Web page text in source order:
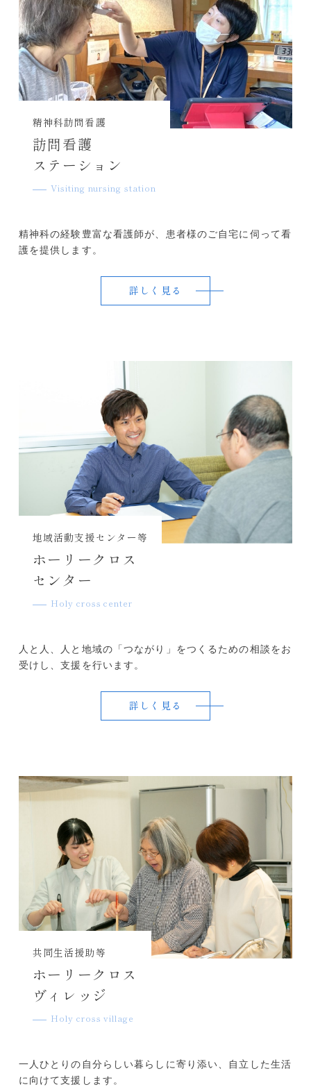
精神科訪問看護
訪問看護
ステーション
Visiting nursing station
精神科の経験豊富な看護師が、患者様のご自宅に伺って看
護を提供します。
詳しく見る
地域活動支援センター等
ホーリークロス
センター
Holy cross center
人と人、人と地域の「つながり」をつくるための相談をお
受けし、支援を行います。
詳しく見る
共同生活援助等
ホーリークロス
ヴィレッジ
Holy cross village
一人ひとりの自分らしい暮らしに寄り添い、自立した生活
に向けて支援します。